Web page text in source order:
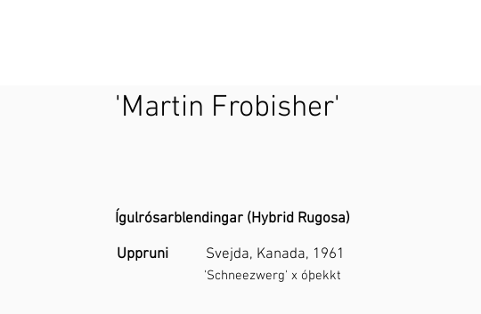
'Martin Frobisher'
Ígulrósarblendingar (Hybrid Rugosa)
Uppruni
Svejda, Kanada, 1961
'Schneezwerg' x óþekkt